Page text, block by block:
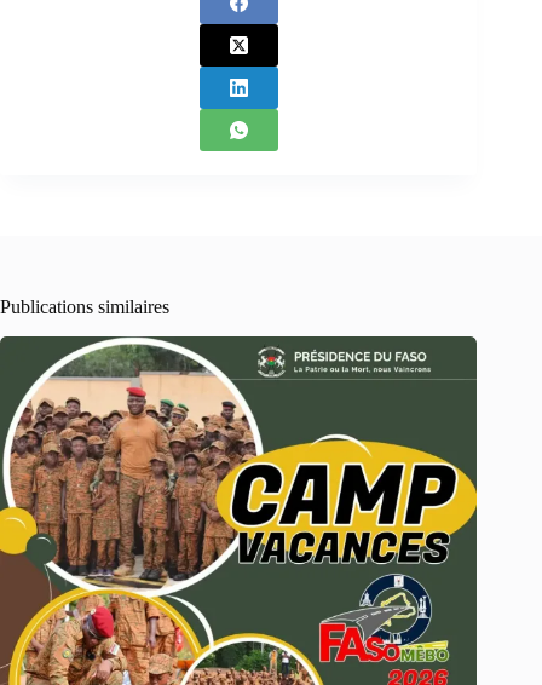
Publications similaires